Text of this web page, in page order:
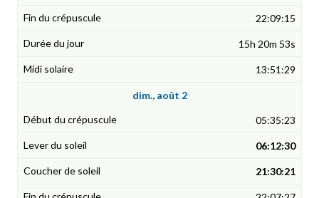
22:09:15
15h 20m 53s
13:51:29
dim., août 2
05:35:23
06:12:30
21:30:21